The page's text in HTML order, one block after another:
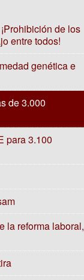
de los
entre todos!
genética e
de 3.000
para 3.100
la reforma laboral,